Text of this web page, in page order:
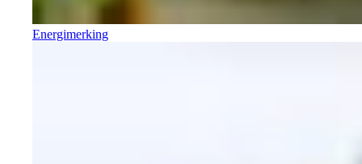
Energimerking